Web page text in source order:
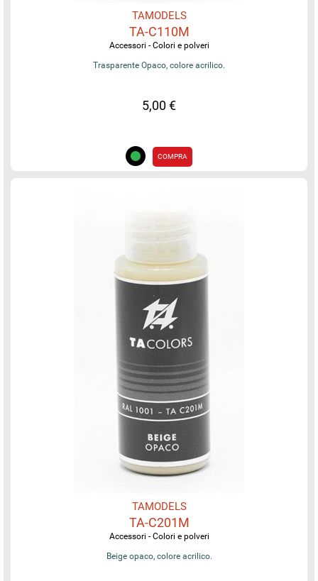
TAMODELS
TA-C110M
Accessori - Colori e polveri
Trasparente Opaco, colore acrilico.
5,00 €
COMPRA
TAMODELS
TA-C201M
Accessori - Colori e polveri
Beige opaco, colore acrilico.